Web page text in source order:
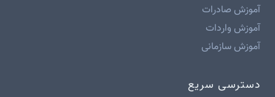
آموزش صادرات
آموزش واردات
آموزش سازمانی
دسترسی سریع